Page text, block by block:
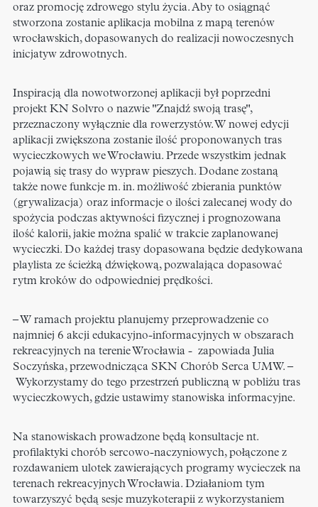
oraz promocję zdrowego stylu życia. Aby to osiągnąć
stworzona zostanie aplikacja mobilna z mapą terenów
wrocławskich, dopasowanych do realizacji nowoczesnych
inicjatyw zdrowotnych.
Inspiracją dla nowotworzonej aplikacji był poprzedni
projekt KN Solvro o nazwie "Znajdź swoją trasę",
przeznaczony wyłącznie dla rowerzystów. W nowej edycji
aplikacji zwiększona zostanie ilość proponowanych tras
wycieczkowych we Wrocławiu. Przede wszystkim jednak
pojawią się trasy do wypraw pieszych. Dodane zostaną
także nowe funkcje m. in. możliwość zbierania punktów
(grywalizacja) oraz informacje o ilości zalecanej wody do
spożycia podczas aktywności fizycznej i prognozowana
ilość kalorii, jakie można spalić w trakcie zaplanowanej
wycieczki. Do każdej trasy dopasowana będzie dedykowana
playlista ze ścieżką dźwiękową, pozwalająca dopasować
rytm kroków do odpowiedniej prędkości.
– W ramach projektu planujemy przeprowadzenie co
najmniej 6 akcji edukacyjno-informacyjnych w obszarach
rekreacyjnych na terenie Wrocławia - zapowiada Julia
Soczyńska, przewodnicząca SKN Chorób Serca UMW. –
Wykorzystamy do tego przestrzeń publiczną w pobliżu tras
wycieczkowych, gdzie ustawimy stanowiska informacyjne.
Na stanowiskach prowadzone będą konsultacje nt.
profilaktyki chorób sercowo-naczyniowych, połączone z
rozdawaniem ulotek zawierających programy wycieczek na
terenach rekreacyjnych Wrocławia. Działaniom tym
towarzyszyć będą sesje muzykoterapii z wykorzystaniem